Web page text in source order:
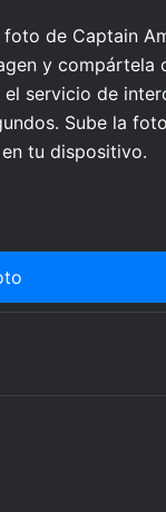
de Captain
y
servicio de
Sube la
tu dispositivo.